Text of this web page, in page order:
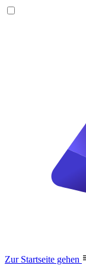
Zur Startseite gehen